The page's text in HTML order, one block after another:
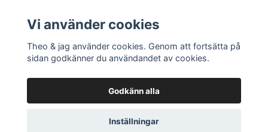
Pinterest
© 2026 Theo & jag
Vi använder cookies
Theo & jag använder cookies. Genom att fortsätta på
sidan godkänner du användandet av cookies.
Godkänn alla
Inställningar